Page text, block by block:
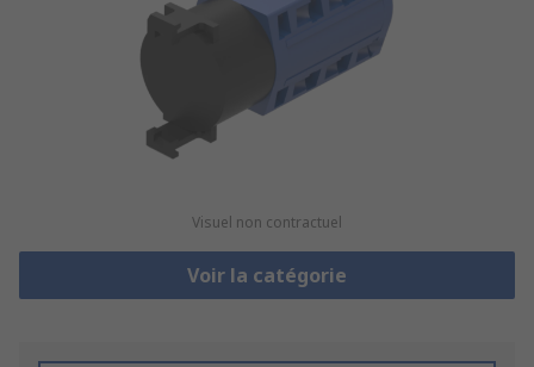
Visuel non contractuel
Voir la catégorie